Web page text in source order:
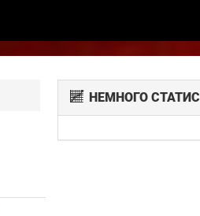
НЕМНОГО